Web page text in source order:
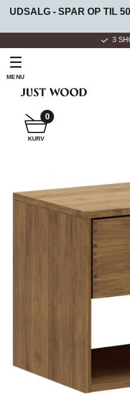
UDSALG - SPAR OP TIL
3
☰
MENU
SNEDKER
BADMØBEL
SNEDKERKØKKEN
INSPIRATION
KURV
0